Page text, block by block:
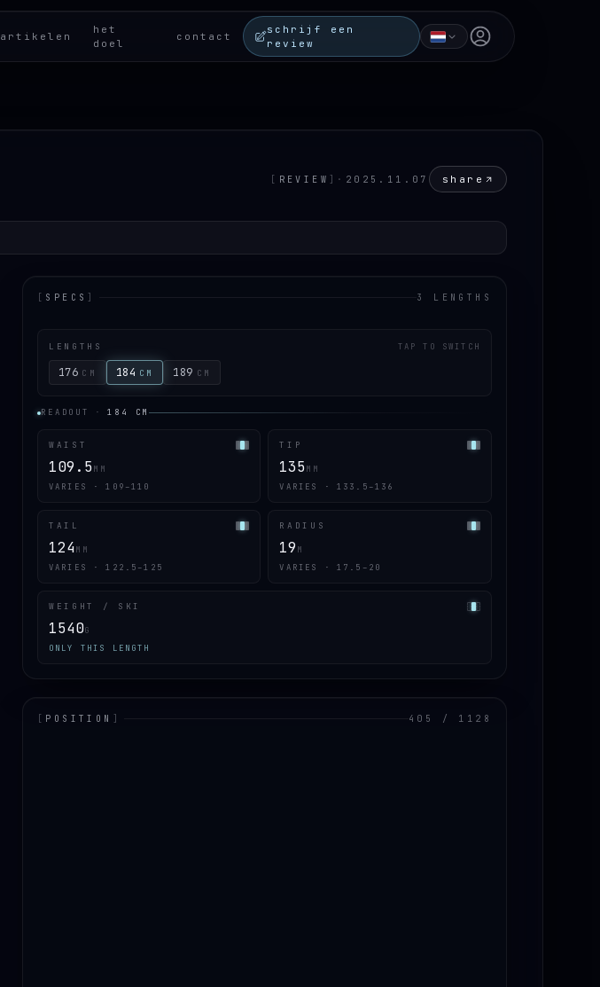
artikelen
het
doel
contact
schrijf een
review
Open user menu
[ REVIEW ] · 2025.11.07 share
[ SPECS ] 3 LENGTHS
LENGTHS TAP TO SWITCH
176 CM 184 CM 189 CM
READOUT · 184 CM
WAIST
109.5MM
VARIES · 109–110
TIP
135MM
VARIES · 133.5–136
TAIL
124MM
VARIES · 122.5–125
RADIUS
19 M
VARIES · 17.5–20
WEIGHT / SKI
1540G
ONLY THIS LENGTH
[ POSITION ] 405 / 1128